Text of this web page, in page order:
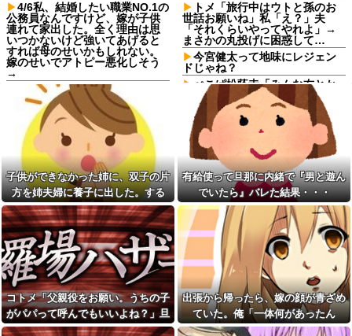
4/6私、結婚したい職業NO.1の
公務員なんですけど、嫁が子供
連れて家出した。全く理由は思
いつかないけど強いてあげると
すれば母のせいかもしれない。
嫁のせいでアトピー悪化しそう
→
【卑怯な女】 いつも弱そうな
相手をイビる同期S「おい、聞け
よコラ！」地味な私「あ？相手
選んでデカい事言ってんじゃね
えよ」S「え…」→予想外の反...
シャウエッセン公式、またこ
ういうのでいい丼をポスト
ダイアンのじゃない方がユー
スケさんになってしまっている
という事実←これ
【画像】令和最新版の剛力彩
芽、ワイらにブッ刺さりまくり
と話題にw w w w w w w w w w
w w w
【動画】手術中に熊本地震直
撃やばすぎる
【衝撃】若い女の子からする
「甘い匂い」の正体、まさか分
からないDTなんておらんよな？
よな？w w w w w w w w w w w
トメ「旅行中はウトと孫のお
世話お願いね」私「え？」夫
「それくらいやってやれよ」→
まさかの丸投げに困惑して…
今宮健太って地味にレジェン
ドじゃね？
ぺこぱ松蔭寺「みんな右とか
左とか拘りすぎ。思想関係なく
応援しようよ」
休日に甥っ子をアポなし託児
を押し付けてきた兄嫁！「テレ
ビでも見せといてw」と言うので
『Gガンダム』を一気見させた結
果……甥っ子が重度の中二病を
発症して家で大暴れｗｗ
人気YouTuberさん、動画内で
最悪の秘密がバレて終わ
る・・・他
生活保護の相談に行ったら、
愛猫を手放さないと無理と言わ
れた。子どものような存在だか
ら手放すのは絶対に考えられな
い・・・
【悔しい】トメ「嫁子のお父
さんそんなに頑張ってるのにボ
ーナスが減ったり大変ねぇ」私
の自慢の父をバカにし始めた→
子供ができなかった姉に、双子の片
方を姉夫婦に養子に出した。する
と、養子に出した子がすごく礼儀正
しくてビックリ
有給使って旦那に内緒で『男と遊ん
でいたら』バレた結果・・・
コトメ「父親役をお願い。うちの子
がパパって呼んでもいいよね？」旦
那「それは無理」→断った途端に大
出張から帰ったら、嫁の顔が青ざめ
ていた。俺「一体何があったん
だ？」嫁「…」→子供たちに話を聞